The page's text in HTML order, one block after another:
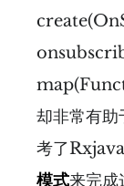
却非常有助
考了
模式来完成